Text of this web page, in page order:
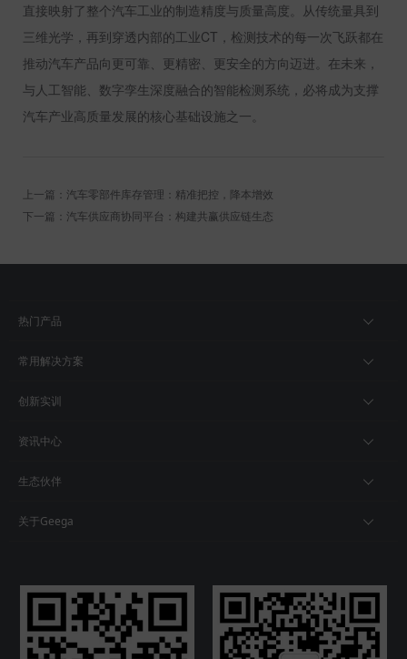
直接映射了整个汽车工业的制造精度与质量高度。从传统量具到
三维光学，再到穿透内部的工业CT ，检测技术的每一次飞跃都在
推动汽车产品向更可靠、更精密、更安全的方向迈进。在未来，
与人工智能、数字孪生深度融合的智能检测系统，必将成为支撑
汽车产业高质量发展的核心基础设施之一。
上一篇：汽车零部件库存管理：精准把控，降本增效
下一篇：汽车供应商协同平台：构建共赢供应链生态
热门产品
常用解决方案
创新实训
资讯中心
生态伙伴
关于Geega